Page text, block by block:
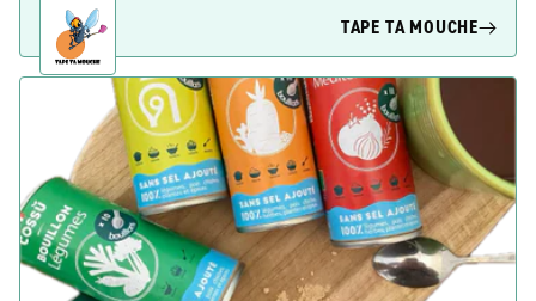
TAPE TA MOUCHE